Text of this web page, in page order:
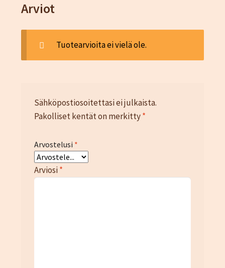
Arviot
Tuotearvioita ei vielä ole.
Sähköpostiosoitettasi ei julkaista.
Pakolliset kentät on merkitty*
Arvostelusi *
Arviosi*